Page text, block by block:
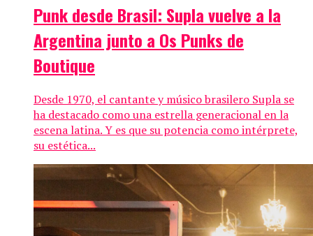
Punk desde Brasil: Supla vuelve a la
Argentina junto a Os Punks de
Boutique
Desde 1970, el cantante y músico brasilero Supla se
ha destacado como una estrella generacional en la
escena latina. Y es que su potencia como intérprete,
su estética...